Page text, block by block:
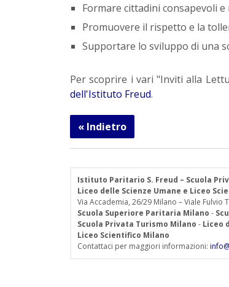
Formare cittadini consapevoli
Promuovere il rispetto e la
Supportare lo sviluppo di una
Per scoprire i vari "Inviti alla
dell'Istituto Freud.
« Indietro
Istituto Paritario S. Freud – Scuola
Liceo delle Scienze Umane e Liceo
Via Accademia, 26/29 Milano – Viale Fulvio
Scuola Superiore Paritaria Milano -
Scuola Privata Turismo Milano - Liceo
Liceo Scientifico Milano
Contattaci per maggiori informazioni: